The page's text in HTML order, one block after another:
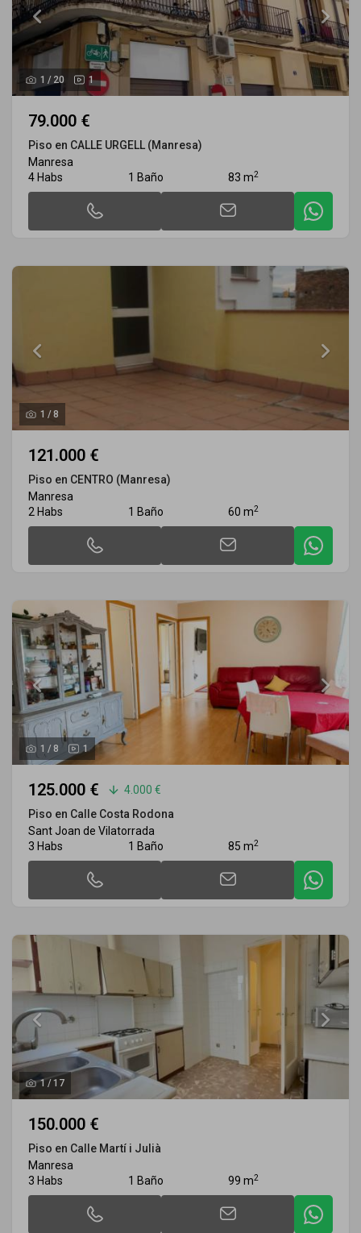
1 / 20 1
79.000 €
Piso en CALLE URGELL (Manresa)
Manresa
4 Habs
1 Baño 83 m2
1 /8
121.000 €
Piso en CENTRO (Manresa)
Manresa
2 Habs
1 Baño 60 m2
1 /8 1
125.000 €
4.000 €
Piso en Calle Costa Rodona
Sant Joan de Vilatorrada
3 Habs
1 Baño 85 m2
1/17
150.000 €
Piso en Calle Martí i Julià
Manresa
3 Habs
1 Baño 99 m2